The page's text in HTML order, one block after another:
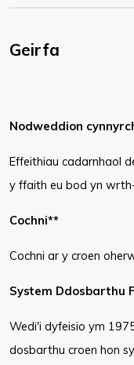
Geirfa
Nodweddion
Effeithiau cadarnhaol
y ffaith eu bod yn
Cochni**
Cochni ar y croen
System Ddosbarthu
Wedi'i dyfeisio ym
dosbarthu croen hon